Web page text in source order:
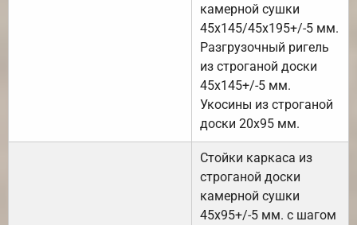
камерной сушки
45х145/45х195+/-5 мм.
Разгрузочный ригель
из строганой доски
45х145+/-5 мм.
Укосины из строганой
доски 20х95 мм.
Стойки каркаса из
строганой доски
камерной сушки
45х95+/-5 мм. с шагом